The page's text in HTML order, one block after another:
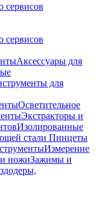
сервисов
сервисов
Аксессуары для
для
Осветительное
Экстракторы и
Изолированные
стали Пинцеты
Измерение
ножиЗажимы и